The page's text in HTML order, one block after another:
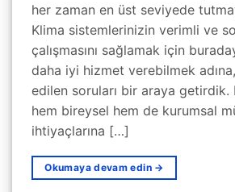
her zaman en üst seviyede
Klima sistemlerinizin verimli ve
çalışmasını sağlamak için
daha iyi hizmet verebilmek
edilen soruları bir araya getirdik.
hem bireysel hem de kurumsal
ihtiyaçlarına […]
Okumaya devam edin →